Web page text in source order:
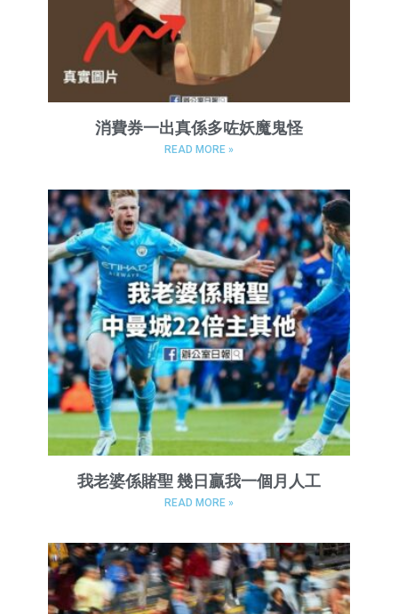
消費券一出真係多咗妖魔鬼怪
READ MORE »
我老婆係賭聖 幾日贏我一個月人工
READ MORE »